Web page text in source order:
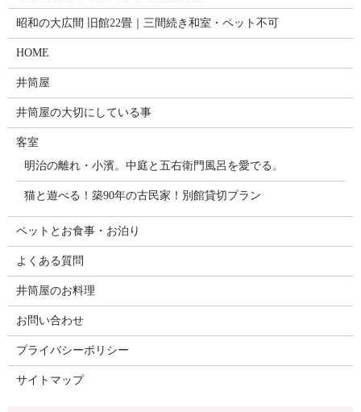
昭和の大広間 旧館22畳｜三間続き和室・ペット不可
HOME
井筒屋
井筒屋の大切にしている事
客室
明治の離れ・小濱。中庭と五右衛門風呂を愛でる。
猫と遊べる！築90年の古民家！別館貸切プラン
ペットとお食事・お泊り
よくある質問
井筒屋のお料理
お問い合わせ
プライバシーポリシー
サイトマップ